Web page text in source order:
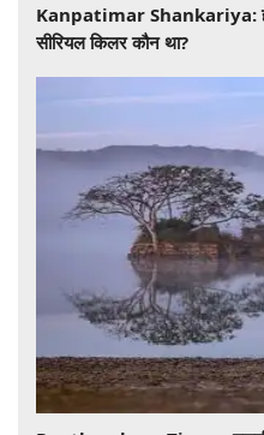
​​​​​​​Kanpatimar Shankariya: हर
सीरियल किलर कौन था?